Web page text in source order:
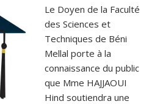
Le Doyen de la Faculté
des Sciences et
Techniques de Béni
Mellal porte à la
connaissance du public
que Mme HAJJAOUI
Hind soutiendra une